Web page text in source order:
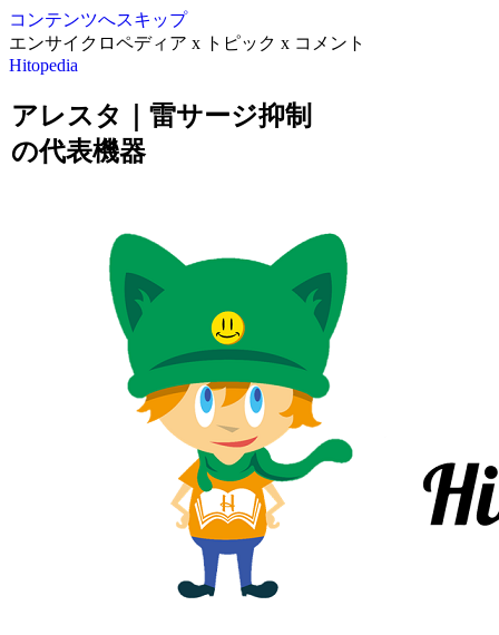
コンテンツへスキップ
エンサイクロペディア x トピック x コメント
Hitopedia
アレスタ｜雷サージ抑制
の代表機器